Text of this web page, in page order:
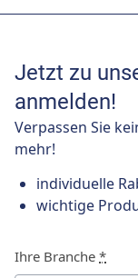
Jetzt zu
anmelden!
Verpassen Sie
mehr!
individuelle
wichtige
Ihre Branche *